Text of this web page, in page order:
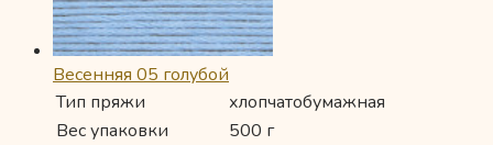
Весенняя 05 голубой
Тип пряжи
хлопчатобумажная
Вес упаковки
500 г